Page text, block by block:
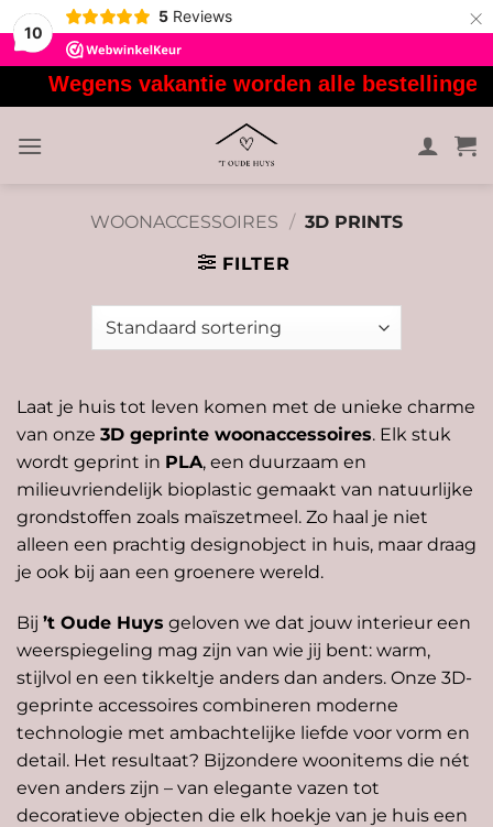
10
5 Reviews ×
naar
inhoud
Wegens vakantie worden alle bestellingen
WOONACCESSOIRES / 3D PRINTS
FILTER
Laat je huis tot leven komen met de unieke charme
van onze 3D geprinte woonaccessoires. Elk stuk
wordt geprint in PLA, een duurzaam en
milieuvriendelijk bioplastic gemaakt van natuurlijke
grondstoffen zoals maïszetmeel. Zo haal je niet
alleen een prachtig designobject in huis, maar draag
je ook bij aan een groenere wereld.
Bij ’t Oude Huys geloven we dat jouw interieur een
weerspiegeling mag zijn van wie jij bent: warm,
stijlvol en een tikkeltje anders dan anders. Onze 3D-
geprinte accessoires combineren moderne
technologie met ambachtelijke liefde voor vorm en
detail. Het resultaat? Bijzondere woonitems die nét
even anders zijn – van elegante vazen tot
decoratieve objecten die elk hoekje van je huis een